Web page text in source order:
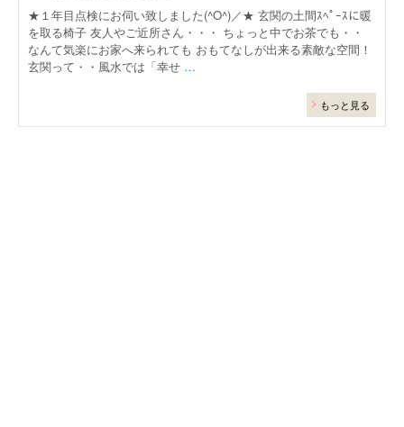
★１年目点検にお伺い致しました(^O^)／★ 玄関の土間ｽﾍﾟｰｽに暖
を取る椅子 友人やご近所さん・・・ ちょっと中でお茶でも・・
なんて気楽にお家へ来られても おもてなしが出来る素敵な空間！
玄関って・・風水では「幸せ …
もっと見る